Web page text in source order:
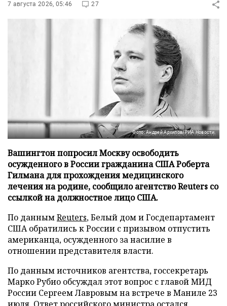
7 августа 2026, 05:46 27
Фото: Андрей Архипов/РИА Новости
Вашингтон попросил Москву освободить
осужденного в России гражданина США Роберта
Гилмана для прохождения медицинского
лечения на родине, сообщило агентство Reuters со
ссылкой на должностное лицо США.
По даннымReuters, Белый дом и Госдепартамент
США обратились к России с призывом отпустить
американца, осужденного за насилие в
отношении представителя власти.
По данным источников агентства, госсекретарь
Марко Рубио обсуждал этот вопрос с главой МИД
России Сергеем Лавровым на встрече в Маниле 23